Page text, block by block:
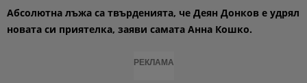
Абсолютна лъжа са твърденията, че Деян Донков е удрял
новата си приятелка, заяви самата Анна Кошко.
РЕКЛАМА